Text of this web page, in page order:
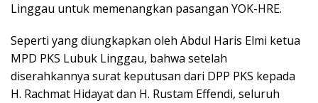
Linggau untuk memenangkan pasangan YOK-HRE.
Seperti yang diungkapkan oleh Abdul Haris Elmi ketua
MPD PKS Lubuk Linggau, bahwa setelah
diserahkannya surat keputusan dari DPP PKS kepada
H. Rachmat Hidayat dan H. Rustam Effendi, seluruh